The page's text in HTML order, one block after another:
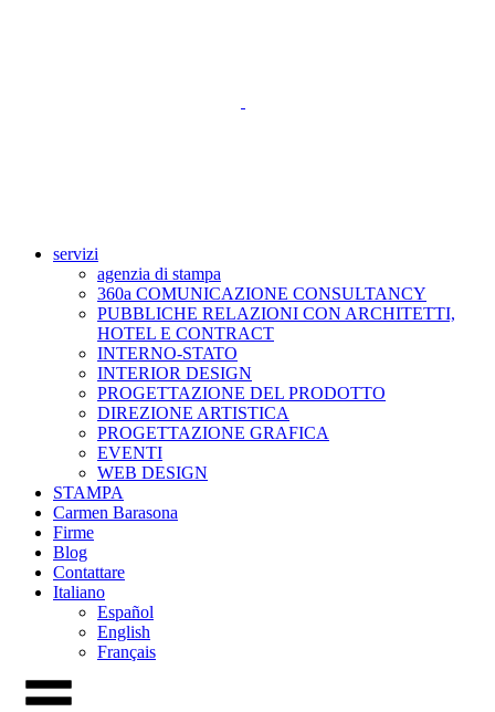
servizi
agenzia di stampa
360a COMUNICAZIONE CONSULTANCY
PUBBLICHE RELAZIONI CON ARCHITETTI,
HOTEL E CONTRACT
INTERNO-STATO
INTERIOR DESIGN
PROGETTAZIONE DEL PRODOTTO
DIREZIONE ARTISTICA
PROGETTAZIONE GRAFICA
EVENTI
WEB DESIGN
STAMPA
Carmen Barasona
Firme
Blog
Contattare
Italiano
Español
English
Français